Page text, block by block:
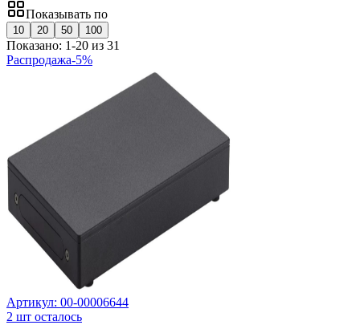
Показывать по
10 20 50 100
Показано: 1-20 из 31
Распродажа-5%
Артикул: 00-00006644
2 шт осталось